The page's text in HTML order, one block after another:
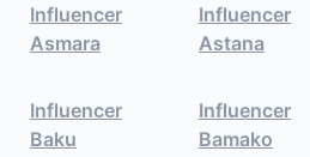
Influencer
Asmara
Influencer
Astana
Influencer
Baku
Influencer
Bamako